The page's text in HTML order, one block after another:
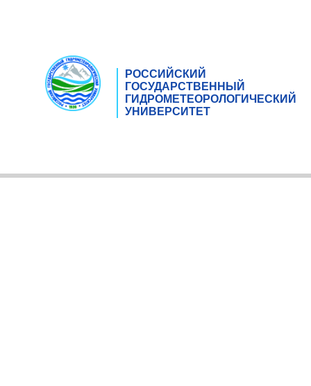
РОССИЙСКИЙ
ГОСУДАРСТВЕННЫЙ
ГИДРОМЕТЕОРОЛОГИЧЕСКИЙ
УНИВЕРСИТЕТ